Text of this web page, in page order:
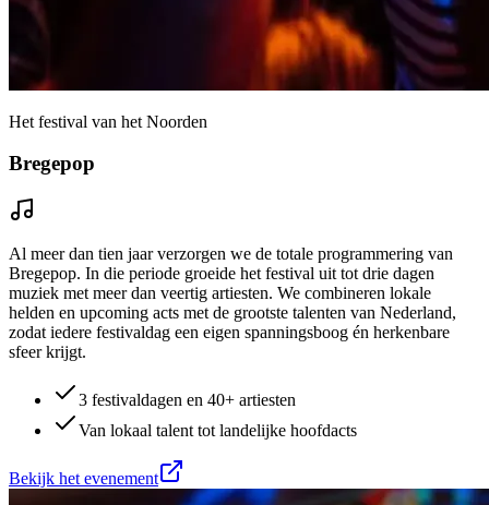
Het festival van het Noorden
Bregepop
Al meer dan tien jaar verzorgen we de totale programmering van
Bregepop. In die periode groeide het festival uit tot drie dagen
muziek met meer dan veertig artiesten. We combineren lokale
helden en upcoming acts met de grootste talenten van Nederland,
zodat iedere festivaldag een eigen spanningsboog én herkenbare
sfeer krijgt.
3 festivaldagen en 40+ artiesten
Van lokaal talent tot landelijke hoofdacts
Bekijk het evenement